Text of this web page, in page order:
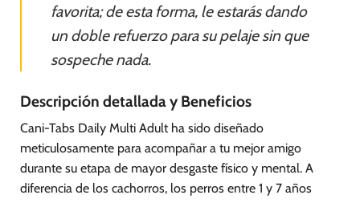
favorita; de esta forma, le estarás dando
un doble refuerzo para su pelaje sin que
sospeche nada.
Descripción detallada y Beneficios
Cani-Tabs Daily Multi Adult ha sido diseñado
meticulosamente para acompañar a tu mejor amigo
durante su etapa de mayor desgaste físico y mental. A
diferencia de los cachorros, los perros entre 1 y 7 años